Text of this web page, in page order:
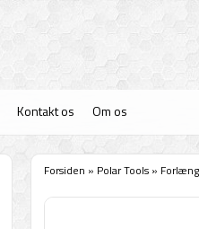
Kontakt os Om os
Forsiden » Polar Tools »